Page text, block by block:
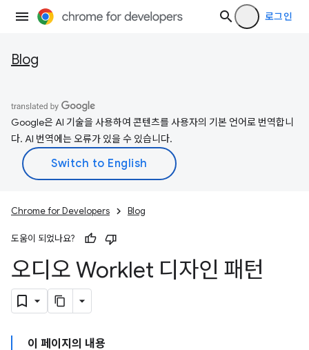
로그인
Blog
Google은 AI 기술을 사용하여 콘텐츠를 사용자의 기본 언어로 번역합니
다. AI 번역에는 오류가 있을 수 있습니다.
Chrome for Developers Blog
도움이 되었나요?
오디오 Worklet 디자인 패턴
이 페이지의 내용